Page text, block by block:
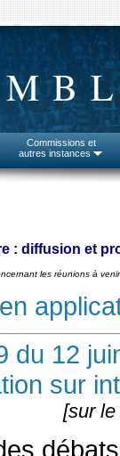
Commissions et
autres instances
: diffusion et
les réunions à
du 12
sur
[sur